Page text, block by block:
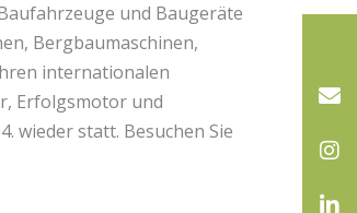
und Baugeräte
Bergbaumaschinen,
internationalen
Erfolgsmotor und
wieder statt. Besuchen Sie